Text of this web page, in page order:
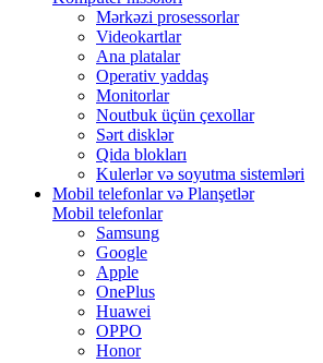
Mərkəzi prosessorlar
Videokartlar
Ana platalar
Operativ yaddaş
Monitorlar
Noutbuk üçün çexollar
Sərt disklər
Qida blokları
Kulerlər və soyutma sistemləri
Mobil telefonlar və Planşetlər
Mobil telefonlar
Samsung
Google
Apple
OnePlus
Huawei
OPPO
Honor